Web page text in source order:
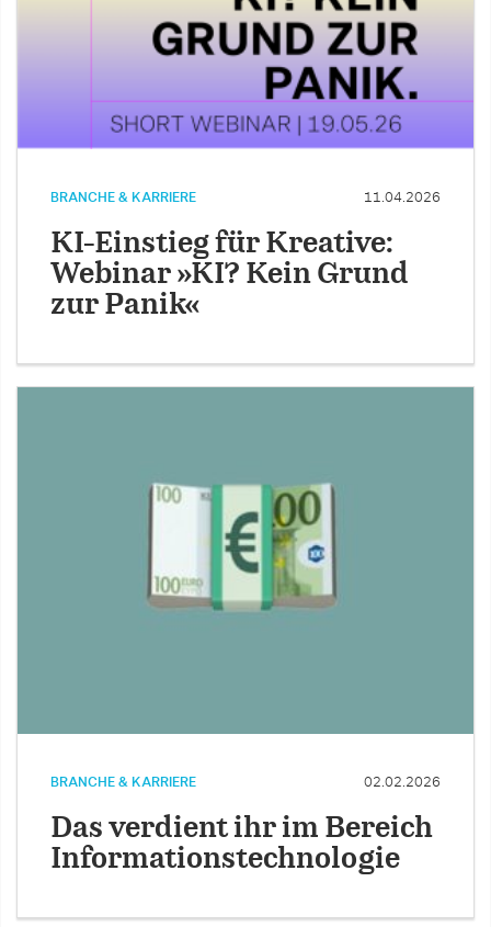
BRANCHE & KARRIERE 11.04.2026
KI-Einstieg für Kreative:
Webinar »KI? Kein Grund
zur Panik«
BRANCHE & KARRIERE 02.02.2026
Das verdient ihr im Bereich
Informationstechnologie